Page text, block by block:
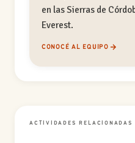
en las Sierras de
Everest.
CONOCÉ AL EQUIPO
ACTIVIDADES RELACIONADAS